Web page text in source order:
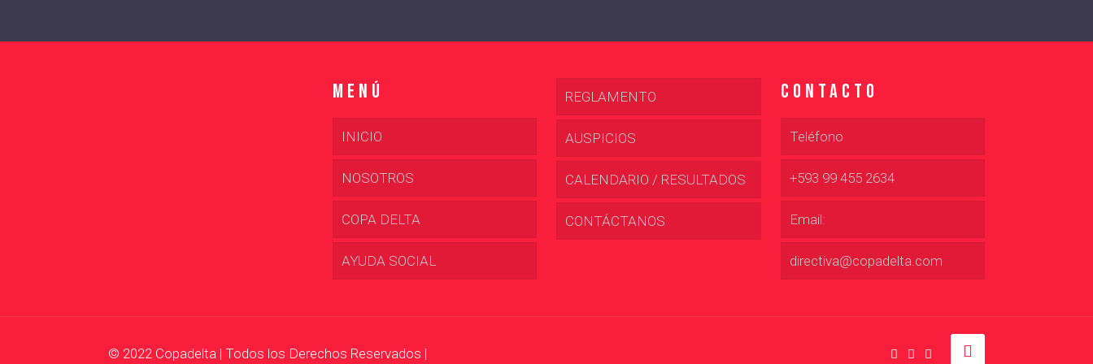
Menú
INICIO
NOSOTROS
COPA DELTA
AYUDA SOCIAL
REGLAMENTO
AUSPICIOS
CALENDARIO / RESULTADOS
CONTÁCTANOS
Contacto
Teléfono
+593 99 455 2634
Email:
directiva@copadelta.com
© 2022 Copadelta | Todos los Derechos Reservados |